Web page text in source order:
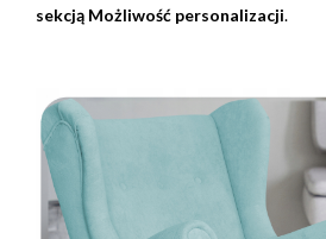
sekcją Możliwość personalizacji.